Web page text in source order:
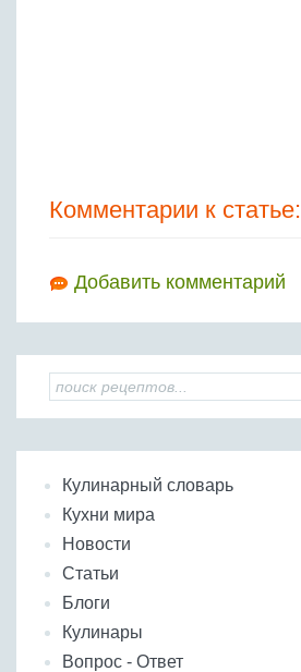
Комментарии к статье:
Добавить комментарий
Кулинарный словарь
Кухни мира
Новости
Статьи
Блоги
Кулинары
Вопрос - Ответ